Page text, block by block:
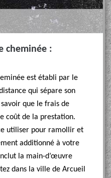
cheminée :
est établi par le
qui sépare son
que le frais de
coût de la prestation.
utiliser pour ramollir et
additionné à votre
la main-d’œuvre
dans la ville de Arcueil